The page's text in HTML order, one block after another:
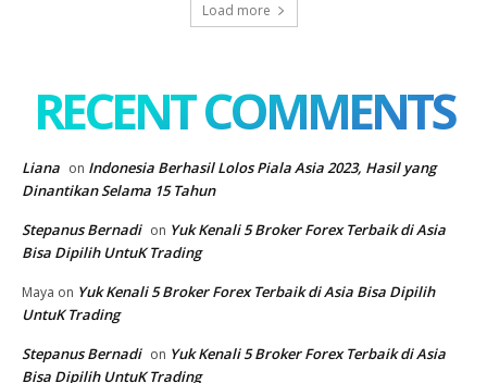
Load more
RECENT COMMENTS
Liana on Indonesia Berhasil Lolos Piala Asia 2023, Hasil yang
Dinantikan Selama 15 Tahun
Stepanus Bernadi on Yuk Kenali 5 Broker Forex Terbaik di Asia
Bisa Dipilih UntuK Trading
Maya on Yuk Kenali 5 Broker Forex Terbaik di Asia Bisa Dipilih
UntuK Trading
Stepanus Bernadi on Yuk Kenali 5 Broker Forex Terbaik di Asia
Bisa Dipilih UntuK Trading